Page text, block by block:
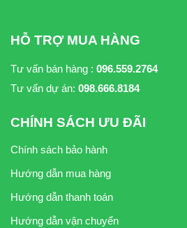
HỖ TRỢ MUA HÀNG
Tư vấn bán hàng : 096.559.2764
Tư vấn dự án: 098.666.8184
CHÍNH SÁCH ƯU ĐÃI
Chính sách bảo hành
Hướng dẫn mua hàng
Hướng dẫn thanh toán
Hướng dẫn vận chuyển